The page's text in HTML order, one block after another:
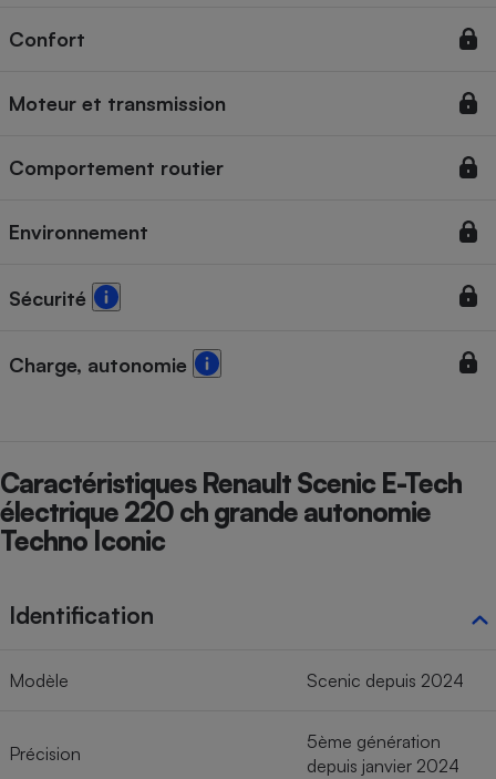
Confort
Moteur et transmission
Comportement routier
Environnement
Sécurité
Charge, autonomie
Caractéristiques Renault Scenic E-Tech
électrique 220 ch grande autonomie
Techno Iconic
Identification
Modèle Scenic depuis 2024
Précision
5ème génération
depuis janvier 2024